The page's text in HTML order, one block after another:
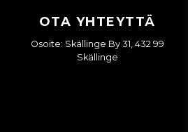
OTA YHTEYTTÄ
Osoite: Skällinge By 31, 432 99
Skällinge